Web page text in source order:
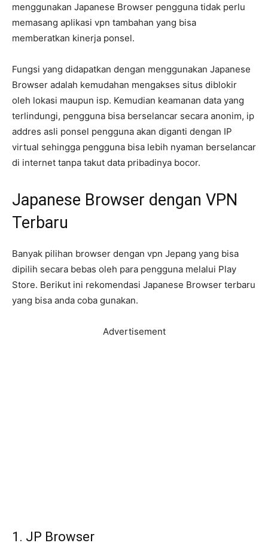
menggunakan Japanese Browser pengguna tidak perlu
memasang aplikasi vpn tambahan yang bisa
memberatkan kinerja ponsel.
Fungsi yang didapatkan dengan menggunakan Japanese
Browser adalah kemudahan mengakses situs diblokir
oleh lokasi maupun isp. Kemudian keamanan data yang
terlindungi, pengguna bisa berselancar secara anonim, ip
addres asli ponsel pengguna akan diganti dengan IP
virtual sehingga pengguna bisa lebih nyaman berselancar
di internet tanpa takut data pribadinya bocor.
Japanese Browser dengan VPN
Terbaru
Banyak pilihan browser dengan vpn Jepang yang bisa
dipilih secara bebas oleh para pengguna melalui Play
Store. Berikut ini rekomendasi Japanese Browser terbaru
yang bisa anda coba gunakan.
Advertisement
1. JP Browser